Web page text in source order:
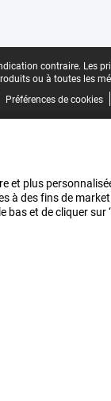
contraire. Les
ou à toutes les
Préférences de cookies
et plus
à des fins de
et de cliquer sur